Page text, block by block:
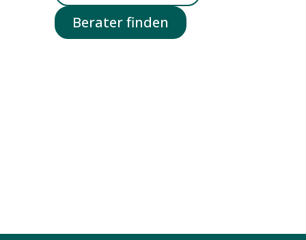
Berater finden